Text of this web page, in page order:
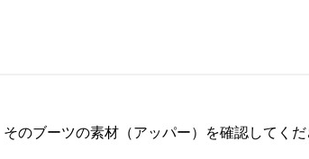
のブーツの素材（アッパー）を確認してく